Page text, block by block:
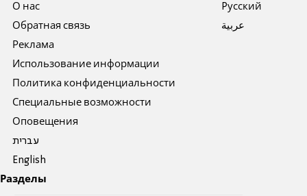
О нас
Обратная связь
Реклама
Использование информации
Политика конфиденциальности
Специальные возможности
Оповещения
עברית
English
Pусский
عربية
Разделы